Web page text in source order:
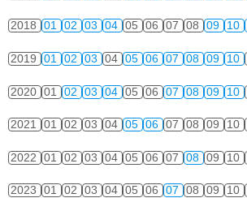
2018 01 02 03 04 05 06 07 08 09 10
2019 01 02 03 04 05 06 07 08 09 10
2020 01 02 03 04 05 06 07 08 09 10
2021 01 02 03 04 05 06 07 08 09 10
2022 01 02 03 04 05 06 07 08 09 10
2023 01 02 03 04 05 06 07 08 09 10